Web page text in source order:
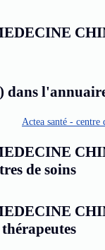
dans
Actea santé -
de soins